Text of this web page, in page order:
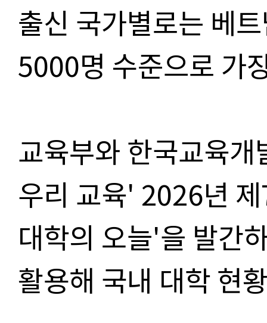
출신 국가별로는 베
5000명 수준으로 가
교육부와 한국교육
우리 교육' 2026년
대학의 오늘'을 발간
활용해 국내 대학 현